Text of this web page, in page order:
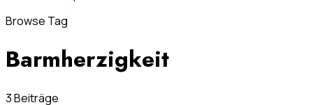
Browse Tag
Barmherzigkeit
3 Beiträge